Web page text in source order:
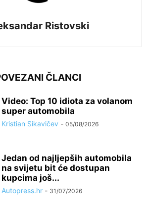
Ristovski
ČLANCI
Video: Top 10 idiota za volanom
super automobila
Kristian Sikavičev - 05/08/2026
Jedan od najljepših automobila
na svijetu bit će dostupan
kupcima još...
Autopress.hr - 31/07/2026